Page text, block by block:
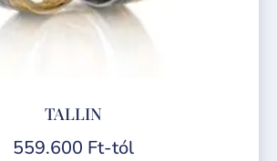
TALLIN
559.600 Ft-tól